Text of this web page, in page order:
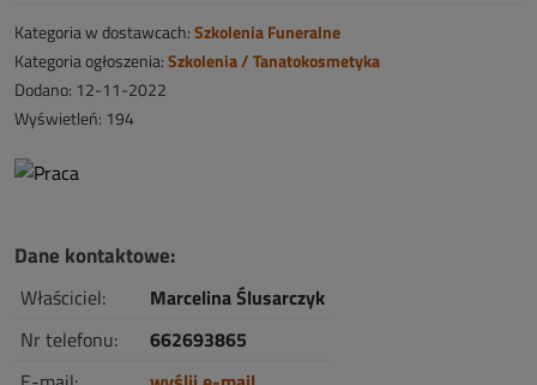
Kategoria w dostawcach:Szkolenia Funeralne
Kategoria ogłoszenia:Szkolenia / Tanatokosmetyka
Dodano: 12-11-2022
Wyświetleń: 194
Dane kontaktowe:
Właściciel:
Marcelina Ślusarczyk
Nr telefonu:
662693865